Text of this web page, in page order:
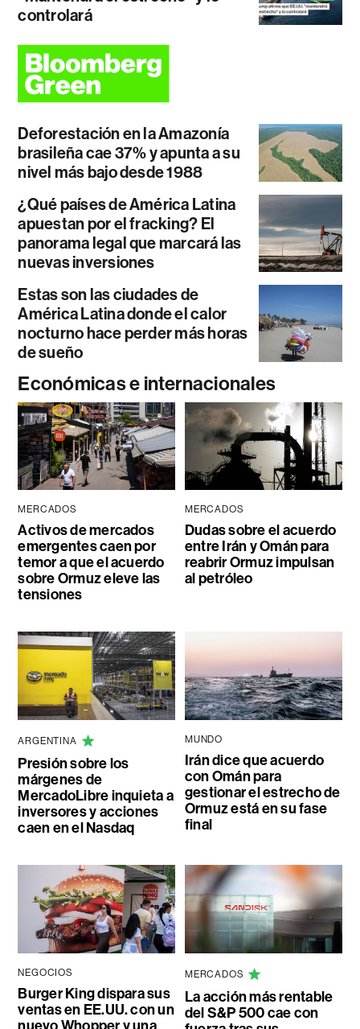
controlará
Deforestación en la Amazonía
brasileña cae 37% y apunta a su
nivel más bajo desde 1988
¿Qué países de América Latina
apuestan por el fracking? El
panorama legal que marcará las
nuevas inversiones
Estas son las ciudades de
América Latina donde el calor
nocturno hace perder más horas
de sueño
Económicas e internacionales
MERCADOS
Activos de mercados
emergentes caen por
temor a que el acuerdo
sobre Ormuz eleve las
tensiones
MERCADOS
Dudas sobre el acuerdo
entre Irán y Omán para
reabrir Ormuz impulsan
al petróleo
ARGENTINA
Presión sobre los
márgenes de
MercadoLibre inquieta a
inversores y acciones
caen en el Nasdaq
MUNDO
Irán dice que acuerdo
con Omán para
gestionar el estrecho de
Ormuz está en su fase
final
NEGOCIOS
Burger King dispara sus
ventas en EE.UU. con un
MERCADOS
La acción más rentable
del S&P 500 cae con